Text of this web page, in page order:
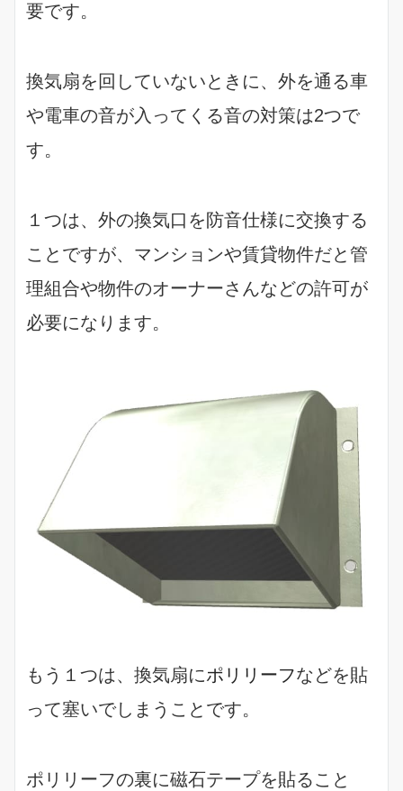
要です。
換気扇を回していないときに、外を通る車
や電車の音が入ってくる音の対策は2つで
す。
１つは、外の換気口を防音仕様に交換する
ことですが、マンションや賃貸物件だと管
理組合や物件のオーナーさんなどの許可が
必要になります。
もう１つは、換気扇にポリリーフなどを貼
って塞いでしまうことです。
ポリリーフの裏に磁石テープを貼ること